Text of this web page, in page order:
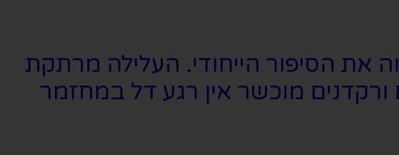
הסיפור הייחודי. העלילה מרתקת
מוכשר אין רגע דל במחזמר